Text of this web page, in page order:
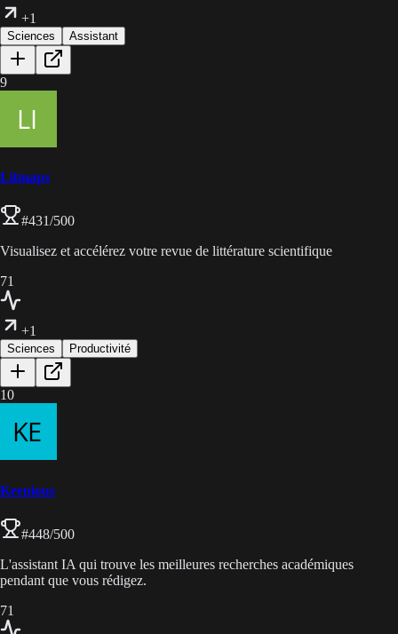
+1
Sciences Assistant
9
Litmaps
#431/500
Visualisez et accélérez votre revue de littérature scientifique
71
+1
Sciences Productivité
10
Keenious
#448/500
L'assistant IA qui trouve les meilleures recherches académiques
pendant que vous rédigez.
71